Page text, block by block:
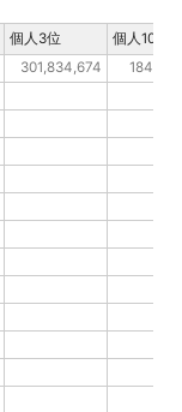
301,834,674
個人3位
個人10位